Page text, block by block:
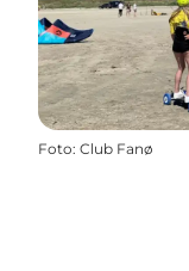
Foto: Club Fanø